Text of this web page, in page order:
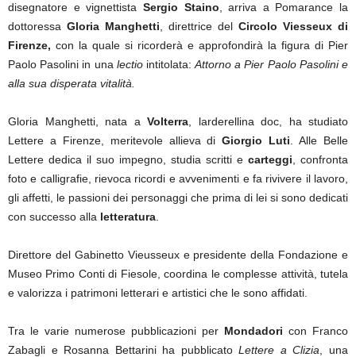
disegnatore e vignettista Sergio Staino , arriva a Pomarance la
dottoressa Gloria Manghetti , direttrice del Circolo Viesseux di
Firenze, con la quale si ricorderà e approfondirà la figura di Pier
Paolo Pasolini in una lectio intitolata: Attorno a Pier Paolo Pasolini e
alla sua disperata vitalità.
Gloria Manghetti, nata a Volterra , larderellina doc, ha studiato
Lettere a Firenze, meritevole allieva diGiorgio Luti . Alle Belle
Lettere dedica il suo impegno, studia scritti e carteggi , confronta
foto e calligrafie, rievoca ricordi e avvenimenti e fa rivivere il lavoro,
gli affetti, le passioni dei personaggi che prima di lei si sono dedicati
con successo alla letteratura
Direttore del Gabinetto Vieusseux e presidente della Fondazione e
Museo Primo Conti di Fiesole, coordina le complesse attività, tutela
e valorizza i patrimoni letterari e artistici che le sono affidati.
Tra le varie numerose pubblicazioni per Mondadori con Franco
Zabagli e Rosanna Bettarini ha pubblicatoLettere a Clizia , una